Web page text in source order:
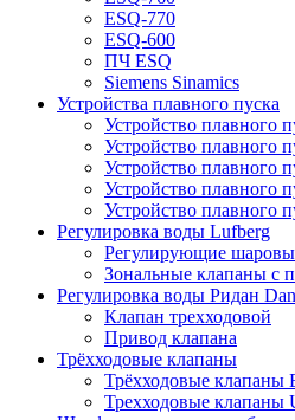
ESQ-770
ESQ-600
ПЧ ESQ
Siemens Sinamics
Устройства плавного пуска
Устройство плавного
Устройство плавного
Устройство плавного
Устройство плавного
Устройство плавного
Регулировка воды Lufberg
Регулирующие
Зональные клапаны с
Регулировка воды Ридан
Клапан трехходовой
Привод клапана
Трёхходовые клапаны
Трёхходовые клапаны
Трехходовые клапаны